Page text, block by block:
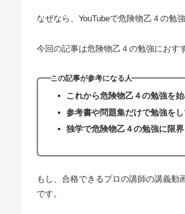
なぜなら、YouTubeで危険物乙４の勉
今回の記事は危険物乙４の勉強におす
この記事が参考になる人
これから危険物乙４の勉強を
参考書や問題集だけで勉強を
独学で危険物乙４の勉強に限
もし、合格できるプロの講師の講義
です。